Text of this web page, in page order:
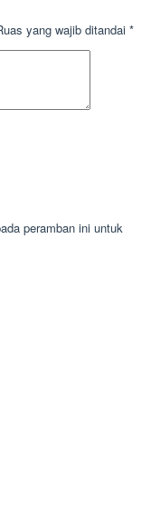
yang wajib ditandai *
peramban ini untuk